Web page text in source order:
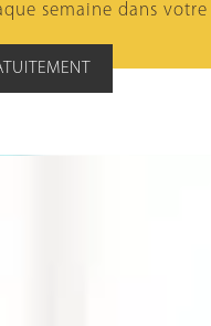
semaine dans